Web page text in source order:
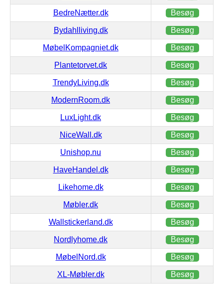
BedreNætter.dk Besøg
Bydahlliving.dk Besøg
MøbelKompagniet.dk Besøg
Plantetorvet.dk Besøg
TrendyLiving.dk Besøg
ModernRoom.dk Besøg
LuxLight.dk Besøg
NiceWall.dk Besøg
Unishop.nu Besøg
HaveHandel.dk Besøg
Likehome.dk Besøg
Møbler.dk Besøg
Wallstickerland.dk Besøg
Nordlyhome.dk Besøg
MøbelNord.dk Besøg
XL-Møbler.dk Besøg